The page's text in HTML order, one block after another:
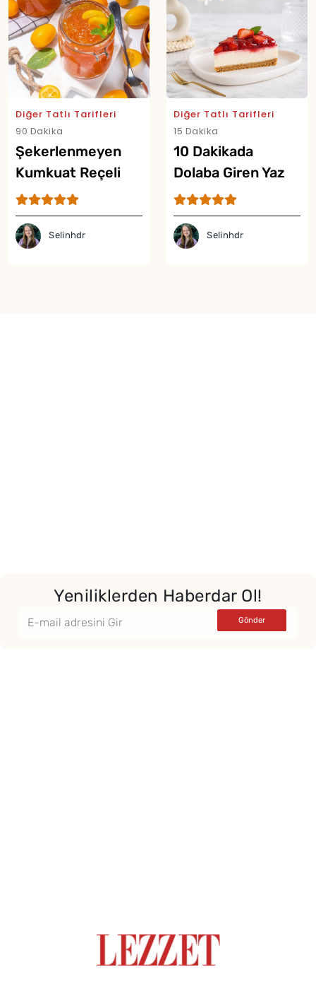
Diğer Tatlı Tarifleri
90 Dakika
Şekerlenmeyen
Kumkuat Reçeli
Tarifi
Selinhdr
Diğer Tatlı Tarifleri
15 Dakika
10 Dakikada
Dolaba Giren Yaz
Tatlısı Tarifi
Selinhdr
Yeniliklerden Haberdar Ol!